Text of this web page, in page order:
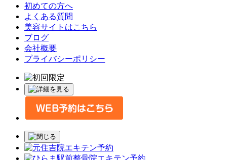
初めての方へ
よくある質問
美容サイトはこちら
ブログ
会社概要
プライバシーポリシー